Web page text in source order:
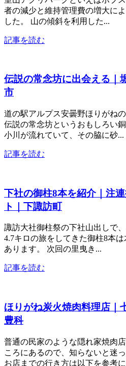
者の減少と維持管理費の増大に
した。 山の傾斜を利用した...
記事を読む
伝説の常念坊に出会える｜
市
道の駅アルプス安曇野ほりがね
伝説の常念坊というおもしろい
小川が流れていて、その脇に砂...
記事を読む
下社の御柱8本を紹介｜注
ト｜下諏訪町
諏訪大社御柱祭の下社山出しで
4.7キロの旅をしてきた御柱8本
あります。 次回の里曳き...
記事を読む
ほりがね炭火焼肉料理店｜
豊科
普通の民家のような隠れ家焼肉
ころにあるので、知らないと迷
お店までの行き方は以下を参考